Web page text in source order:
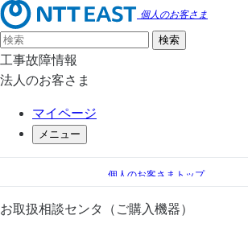
個人のお客さま
工事故障情報
法人のお客さま
マイページ
メニュー
個人のお客さまトップ
手続き（移転、変更）
通信機器 サポート情報
お取扱相談センタ（ご購入機器）
お取扱相談センタ（ご購入機器）